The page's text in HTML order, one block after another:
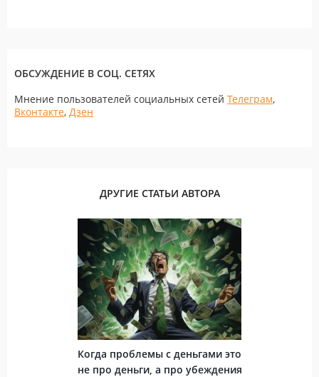
ОБСУЖДЕНИЕ В СОЦ. СЕТЯХ
Мнение пользователей социальных сетей Телеграм,
Вконтакте, Дзен
ДРУГИЕ СТАТЬИ АВТОРА
Когда проблемы с деньгами это
не про деньги, а про убеждения